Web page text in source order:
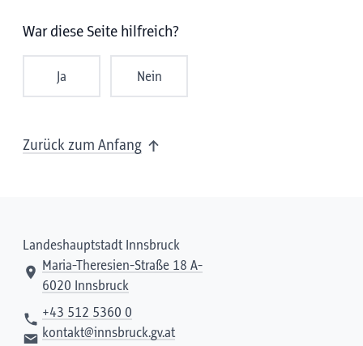
War diese Seite hilfreich?
Ja Nein
Zurück zum Anfang
Landeshauptstadt Innsbruck
Maria-Theresien-Straße 18 A-
6020 Innsbruck
+43 512 5360 0
kontakt@innsbruck.gv.at